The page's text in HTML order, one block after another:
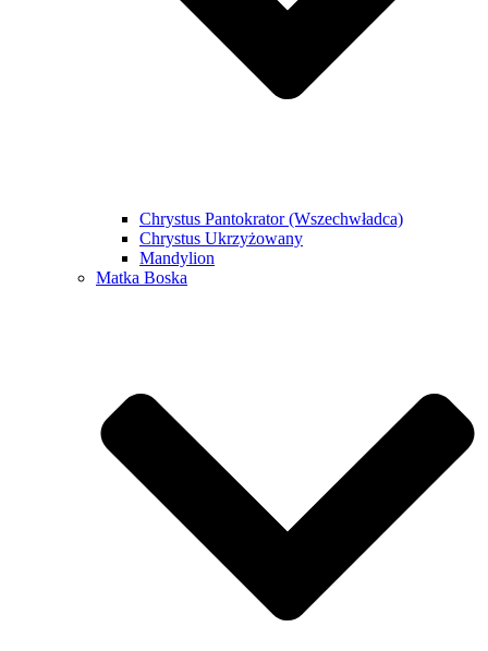
Chrystus Pantokrator (Wszechwładca)
Chrystus Ukrzyżowany
Mandylion
Matka Boska